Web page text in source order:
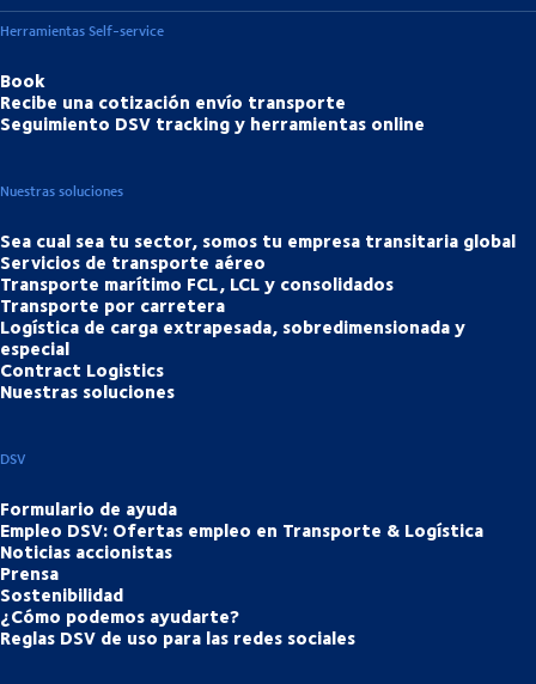
Herramientas Self-service
Book
Recibe una cotización envío transporte
Seguimiento DSV tracking y herramientas online
Nuestras soluciones
Sea cual sea tu sector, somos tu empresa transitaria global
Servicios de transporte aéreo
Transporte marítimo FCL, LCL y consolidados
Transporte por carretera
Logística de carga extrapesada, sobredimensionada y
especial
Contract Logistics
Nuestras soluciones
DSV
Formulario de ayuda
Empleo DSV: Ofertas empleo en Transporte & Logística
Noticias accionistas
Prensa
Sostenibilidad
¿Cómo podemos ayudarte?
Reglas DSV de uso para las redes sociales